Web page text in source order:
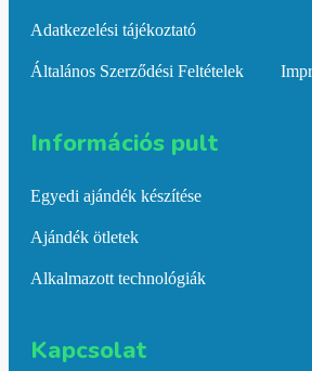
Adatkezelési tájékoztató
Általános Szerződési Feltételek
Információs pult​
Egyedi ajándék készítése
Ajándék ötletek
Alkalmazott technológiák
Kapcsolat​